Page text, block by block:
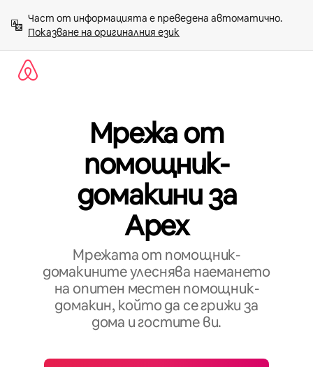
към
съдържанието
Показване на оригиналния език
Мрежа от
помощник-
домакини за
Apex
Мрежата от помощник-
домакините улеснява наемането
на опитен местен помощник-
домакин, който да се грижи за
дома и гостите ви.